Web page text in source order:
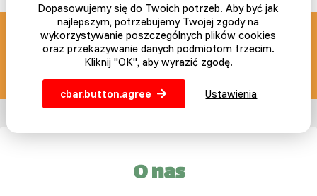
SLEPICAR blog z pasją
info@slepicar.pl
O nas
Dopasowujemy się do Twoich potrzeb. Aby być jak
najlepszym, potrzebujemy Twojej zgody na
wykorzystywanie poszczególnych plików cookies
oraz przekazywanie danych podmiotom trzecim.
Kliknij "OK", aby wyrazić zgodę.
cbar.button.agree Ustawienia